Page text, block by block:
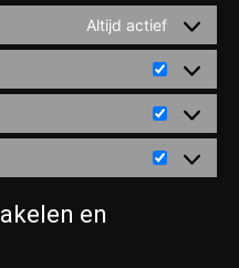
Altijd actief
Marketing
en